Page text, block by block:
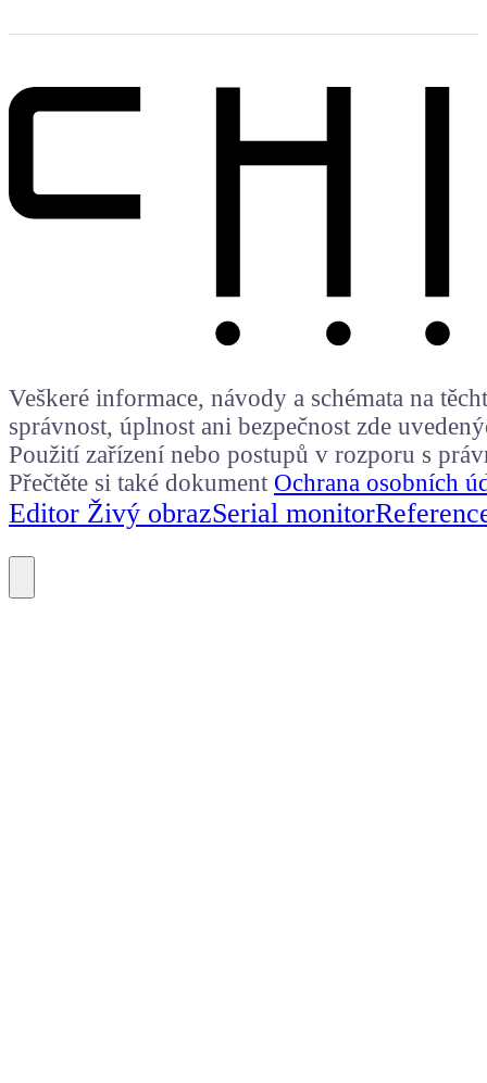
Veškeré informace, návody a schémata na
správnost, úplnost ani bezpečnost zde
Použití zařízení nebo postupů v rozporu s
Přečtěte si také dokument Ochrana osobních
Editor Živý obrazSerial monitor